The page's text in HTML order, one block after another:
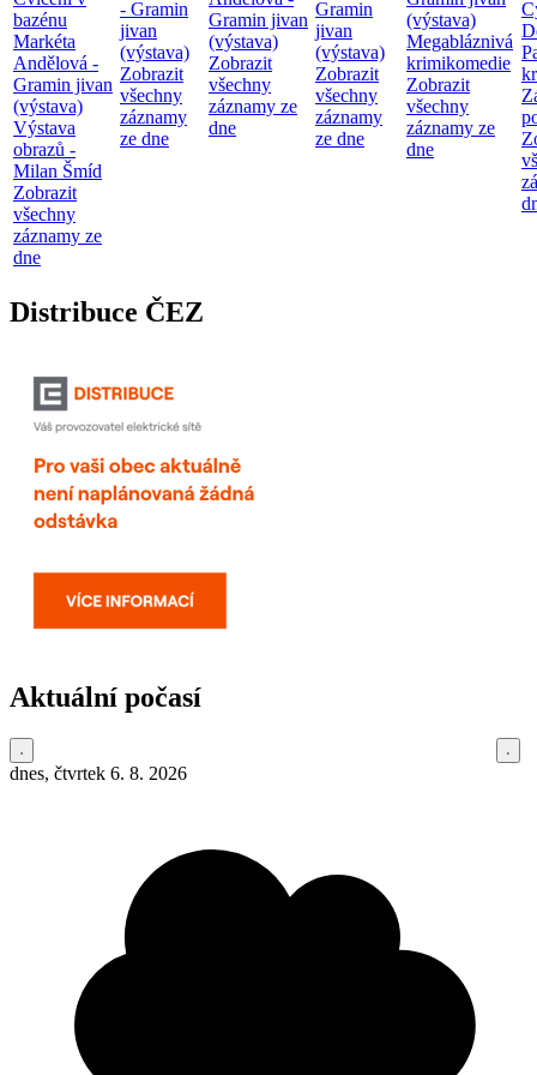
bazénu
Markéta
Andělová -
Gramin jivan
(výstava)
Výstava
obrazů -
Milan Šmíd
Zobrazit
všechny
záznamy ze
dne
- Gramin
jivan
(výstava)
Zobrazit
všechny
záznamy
ze dne
Gramin jivan
(výstava)
Zobrazit
všechny
záznamy ze
dne
Gramin
jivan
(výstava)
Zobrazit
všechny
záznamy
ze dne
(výstava)
Megabláznivá
krimikomedie
Zobrazit
všechny
záznamy ze
dne
Distribuce ČEZ
Aktuální počasí
dnes, čtvrtek 6. 8. 2026